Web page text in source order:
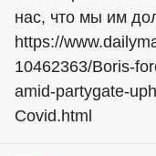
нас, что мы им
https://
10462363/Boris-
amid-partygate-
Covid.html